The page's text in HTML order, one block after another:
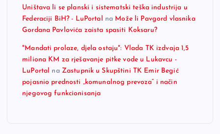
Uništava li se planski i sistematski teška industrija u
Federaciji BiH? - LuPortal
na Može li Pavgord vlasnika
Gordana Pavlovića zaista spasiti Koksaru?
"Mandati prolaze, djela ostaju": Vlada TK izdvaja 1,5
miliona KM za rješavanje pitke vode u Lukavcu -
LuPortal na Zastupnik u Skupštini TK Emir Begić
pojasnio prednosti „komunalnog prevoza“ i način
njegovog funkcionisanja